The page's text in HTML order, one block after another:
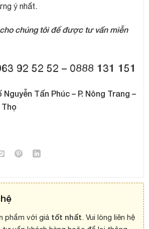
ý nhất.
chúng tôi để được tư vấn miễn
92 52 52 – 0888 131 151
Nguyễn Tấn Phúc – P. Nông Trang –
Thọ
phẩm với giá tốt nhất. Vui lòng liên hệ